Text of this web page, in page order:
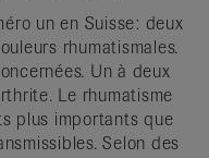
un en Suisse: deux
rhumatismales.
Un à deux
Le rhumatisme
plus importants que
Selon des